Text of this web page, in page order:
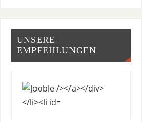
UNSERE
EMPFEHLUNGEN